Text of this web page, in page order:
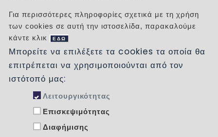
/ Προϊόντα / ΠΛΑΚΑΚΙΑ
Κατηγορίες
ΧΩΡΟΣ
ΧΩΡΟΣ
Για περισσότερες πληροφορίες σχετικά με τη χρήση
των cookies σε αυτή την ιστοσελίδα, παρακαλούμε
κάντε κλικ
ΕΔΩ
Μπορείτε να επιλέξετε τα cookies τα οποία θα
επιτρέπεται να χρησιμοποιούνται από τον
ιστότοπό μας:
Λειτουργικότητας
Επισκεψιμότητας
Διαφήμισης